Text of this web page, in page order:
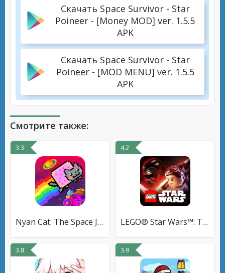
Скачать Space Survivor - Star
Poineer - [Money MOD] ver. 1.5.5
APK
Скачать Space Survivor - Star
Poineer - [MOD MENU] ver. 1.5.5
APK
Смотрите также:
3.3
Nyan Cat: The Space Journey
4.2
LEGO® Star Wars™: TFA
3.8 3.9